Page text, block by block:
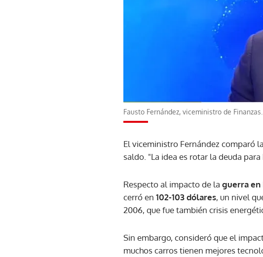
Fausto Fernández, viceministro de Finanzas.
El viceministro Fernández comparó
saldo. "La idea es rotar la deuda
Respecto al impacto de la guerra en
cerró en 102-103 dólares, un nivel
2006, que fue también crisis
Sin embargo, consideró que el
muchos carros tienen mejores